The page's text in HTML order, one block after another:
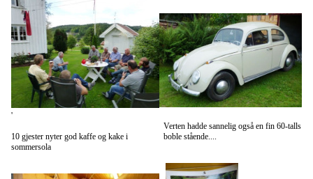
'
10 gjester nyter god kaffe og kake i
sommersola
Verten hadde sannelig også en fin 60-talls
boble stående....